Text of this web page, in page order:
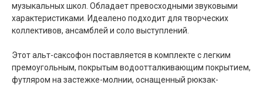
музыкальных школ. Обладает превосходными звуковыми
характеристиками. Идеалено подходит для творческих
коллективов, ансамблей и соло выступлений.
Этот альт-саксофон поставляется в комплекте с легким
премоугольным, покрытым водоотталкивающим покрытием,
футляром на застежке-молнии, оснащенный рюкзак-